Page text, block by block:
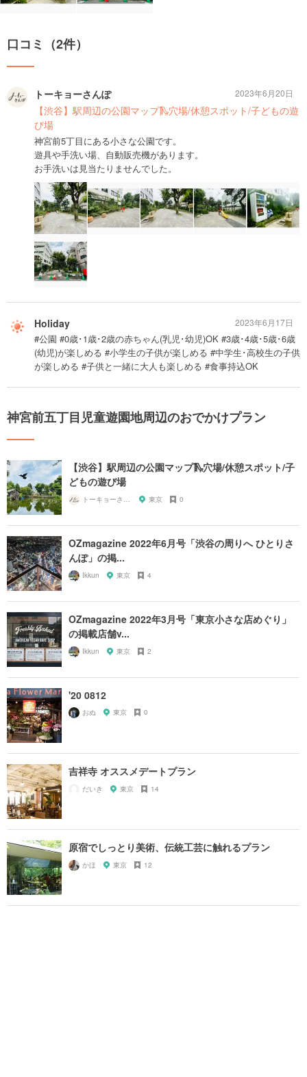
口コミ（2件）
トーキョーさんぽ
【渋谷】駅周辺の公園マップ🛝穴場/休憩スポット/子どもの遊
び場
神宮前5丁目にある小さな公園です。
遊具や手洗い場、自動販売機があります。
お手洗いは見当たりませんでした。
2023年6月20日
Holiday
#公園 #0歳･1歳･2歳の赤ちゃん(乳児･幼児)OK #3歳･4歳･5歳･6歳
(幼児)が楽しめる #小学生の子供が楽しめる #中学生･高校生の子供
が楽しめる #子供と一緒に大人も楽しめる #食事持込OK
2023年6月17日
神宮前五丁目児童遊園地周辺のおでかけプラン
【渋谷】駅周辺の公園マップ🛝穴場/休憩スポット/子
どもの遊び場
トーキョーさんぽ 東京 0
OZmagazine 2022年6月号「渋谷の周りへ ひとりさ
んぽ」の掲...
Ikkun 東京 4
OZmagazine 2022年3月号「東京小さな店めぐり」
の掲載店舗v...
Ikkun 東京 2
'20 0812
おぬ 東京 0
吉祥寺 オススメデートプラン
だいき 東京 14
原宿でしっとり美術、伝統工芸に触れるプラン
かほ 東京 12